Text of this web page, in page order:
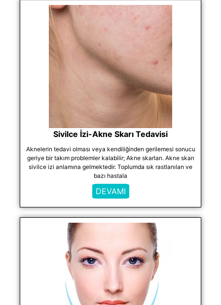
Sivilce İzi-Akne Skarı Tedavisi
Aknelerin tedavi olması veya kendiliğinden gerilemesi sonucu
geriye bir takım problemler kalabilir; Akne skarları. Akne skarı
sivilce izi anlamına gelmektedir. Toplumda sık rastlanılan ve
bazı hastala
DEVAMI